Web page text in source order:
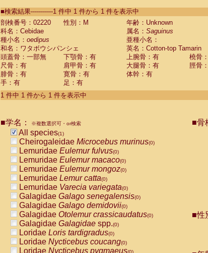
CebidaeSaguinus labiatus(0)
Cebidae Saguinus leucopus (0)
Cebidae
Cebidae
CebidaeSaguinus nigricollis (0)
Cebidae Saguinus oedipus
Cebidae Saguinus weddelli
Cebidae Saguinusspp.
Cebidae Aotus trivirgatus
Cebidae Cebus albifrons
CebidaeCebus nigrivittatus
CebidaeCebus
CebidaeSaimiri boliviensis(0)
CebidaeSaimiri sciureus(0)
AtelidaeAlouatta caraya(0)
AtelidaeAlouatta fusca(0)
AtelidaeAlouatta seniculus
AtelidaeAlouattaspp.(0)
AtelidaeAteles belzebuth(0)
AtelidaeAteles geoffroyi(0)
AtelidaeAteles paniscus(0)
AtelidaeAtelesspp.(0)
Atelidae Lagothrix lagothricha
AtelidaeLagothrix lagothricha cana
PitheciidaeCacajao calvus rubicundus
■検索結果-----------1 件中 1 件から 1 件を表示中
剖検番号：02220
性別：M
年齢：Unknown
科名：Cebidae
属名： Saguinus
種小名： oedipus
亜種小名：
和名：ワタボウシパンシェ
英名：Cotton-top Tamarin
頭蓋骨：一部無
下顎骨：有 上腕骨：有
橈骨
尺骨：有
肩甲骨：有 大腿骨：有
脛骨
腓骨：有
寛骨：有
体幹：有
手：有
足：有
1 件中 1 件から 1 件を表示中
■学名： ※複数選択可・or検索
All species(1)
Cheirogaleidae Microcebus murinus(0)
Lemuridae Eulemur fulvus(0)
Lemuridae Eulemur macaco(0)
Lemuridae Eulemur mongoz(0)
Lemuridae Lemur catta(0)
Lemuridae Varecia variegata(0)
Galagidae Galago senegalensis(0)
Galagidae Galago demidovii(0)
Galagidae Otolemur crassicaudatus(0)
Galagidae Galagidae spp.(0)
Loridae Loris tardigradus(0)
Loridae Nycticebus coucang(0)
Loridae Nycticebus pygmaeus(0)
■骨
■性